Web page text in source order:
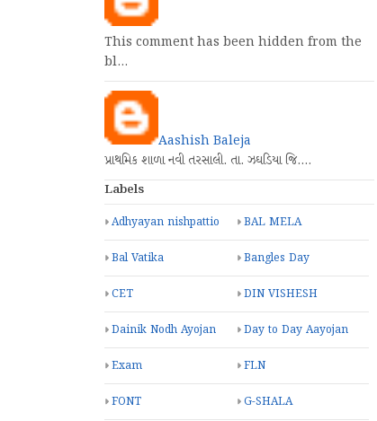
This comment has been hidden from the
bl…
Aashish Baleja
પ્રાથમિક શાળા નવી તરસાલી. તા. ઝઘડિયા જિ.…
Labels
Adhyayan nishpattio BAL MELA
Bal Vatika Bangles Day
CET DIN VISHESH
Dainik Nodh Ayojan Day to Day Aayojan
Exam FLN
FONT G-SHALA